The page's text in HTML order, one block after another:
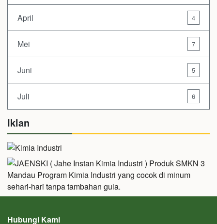
April 4
Mei 7
Juni 5
Juli 6
Iklan
Hubungi Kami